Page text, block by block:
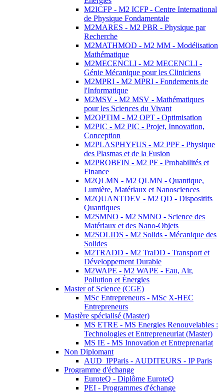
M2ICFP - M2 ICFP - Centre International
de Physique Fondamentale
M2MARES - M2 PBR - Physique par
Recherche
M2MATHMOD - M2 MM - Modélisation
Mathématique
M2MECENCLI - M2 MECENCLI -
Génie Mécanique pour les Cliniciens
M2MPRI - M2 MPRI - Fondements de
l'Informatique
M2MSV - M2 MSV - Mathématiques
pour les Sciences du Vivant
M2OPTIM - M2 OPT - Optimisation
M2PIC - M2 PIC - Projet, Innovation,
Conception
M2PLASPHYFUS - M2 PPF - Physique
des Plasmas et de la Fusion
M2PROBFIN - M2 PF - Probabilités et
Finance
M2QLMN - M2 QLMN - Quantique,
Lumière, Matériaux et Nanosciences
M2QUANTDEV - M2 QD - Dispositifs
Quantiques
M2SMNO - M2 SMNO - Science des
Matériaux et des Nano-Objets
M2SOLIDS - M2 Solids - Mécanique des
Solides
M2TRADD - M2 TraDD - Transport et
Développement Durable
M2WAPE - M2 WAPE - Eau, Air,
Pollution et Énergies
Master of Science (CGE)
MSc Entrepreneurs - MSc X-HEC
Entrepreneurs
Mastère spécialisé (Master)
MS ETRE - MS Energies Renouvelables :
Technologies et Entrepreneuriat (Master)
MS IE - MS Innovation et Entreprenariat
Non Diplomant
AUD_IPParis - AUDITEURS - IP Paris
Programme d'échange
EuroteQ - Diplôme EuroteQ
PEI - Programmes d'échange